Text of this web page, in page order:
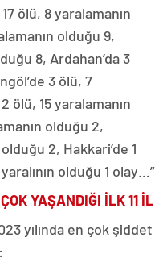
ölü, 8 yaralamanın
olduğu 9,
8, Ardahan’da 3
3 ölü, 7
ölü, 15 yaralamanın
olduğu 2,
2, Hakkari’de 1
olduğu 1 olay…”
YAŞANDIĞI İLK 11 İL
yılında en çok şiddet